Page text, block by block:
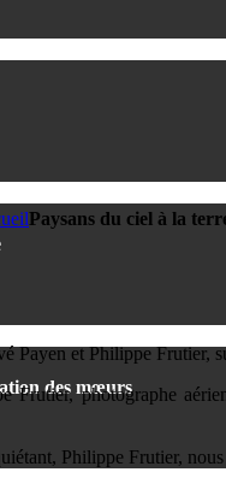
des mœurs
Paysans du ciel à la
Payen et Philippe Frutier,
Frutier, photographe
Philippe Frutier,